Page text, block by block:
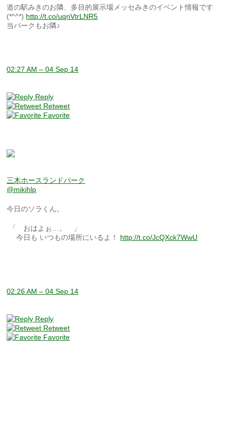
道の駅みきのお隣、多目的展示場メッセみきのイベント情報です
(*^^*) http://t.co/uqnVtrLNR5
当パークもお隣♪
02:27 AM – 04 Sep 14
Reply
Retweet
Favorite
三木ホースランドパーク
@mikihlp
今日のソラくん。
「 おはよぉ…。 」
今日も いつもの場所にいるよ！ http://t.co/JcQXck7WwU
02:26 AM – 04 Sep 14
Reply
Retweet
Favorite